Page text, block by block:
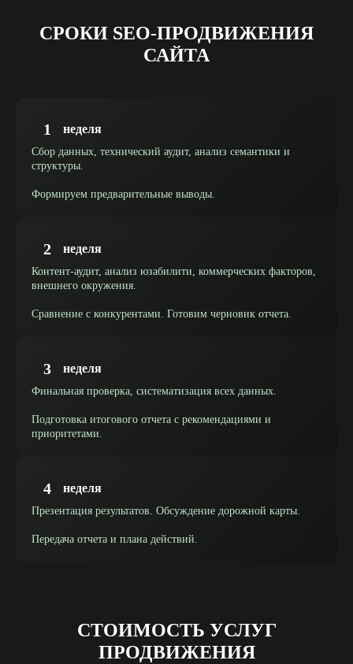
СРОКИ SEO-ПРОДВИЖЕНИЯ
САЙТА
1 неделя
Сбор данных, технический аудит, анализ семантики и
структуры.
Формируем предварительные выводы.
2 неделя
Контент-аудит, анализ юзабилити, коммерческих факторов,
внешнего окружения.
Сравнение с конкурентами. Готовим черновик отчета.
3 неделя
Финальная проверка, систематизация всех данных.
Подготовка итогового отчета с рекомендациями и
приоритетами.
4 неделя
Презентация результатов. Обсуждение дорожной карты.
Передача отчета и плана действий.
СТОИМОСТЬ УСЛУГ
ПРОДВИЖЕНИЯ